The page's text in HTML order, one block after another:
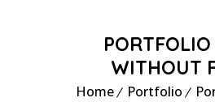
WITHOUT
Home Portfolio